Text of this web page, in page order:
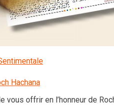
Hachana
vous offrir en l’honneur de